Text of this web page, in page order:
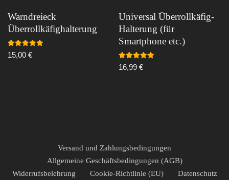
Warndreieck
Überrollkäfighalterung
Bewertet
mit
15,00 €
Universal Überrollkäfig-
Halterung (für
Smartphone etc.)
Bewertet
mit
16,99€
Versand und Zahlungsbedingungen
Allgemeine Geschäftsbedingungen (AGB)
Widerrufsbelehrung
Cookie-Richtlinie (EU) Datenschutz